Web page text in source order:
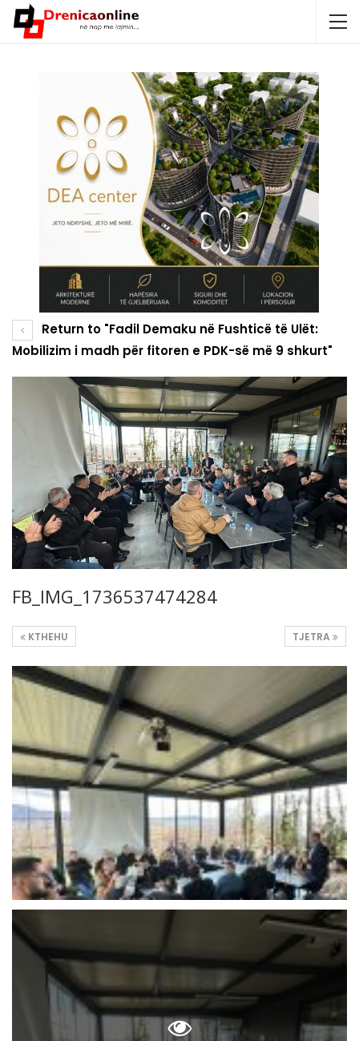
Return to "Fadil Demaku në Fushticë të Ulët:
Mobilizim i madh për fitoren e PDK-së më 9 shkurt"
FB_IMG_1736537474284
TJETRA
KTHEHU